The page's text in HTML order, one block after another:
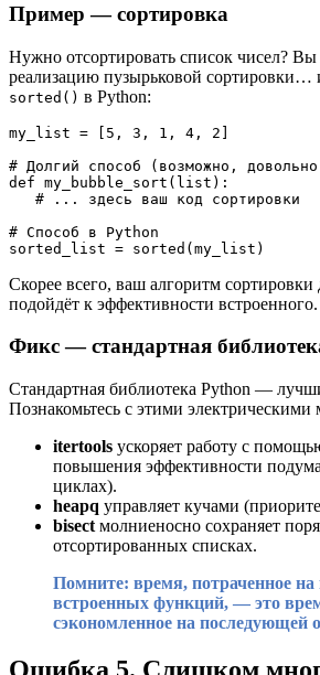
Пример — сортировка
Нужно отсортировать список чисел? Вы
реализацию пузырьковой сортировки…
sorted() в Python:
my_list = [5, 3, 1, 4, 2]
# Долгий способ (возможно, довольно
def my_bubble_sort(list):
# Способ в Python
sorted_list = sorted(my_list)
Скорее всего, ваш алгоритм сортировки
подойдёт к эффективности встроенного.
Фикс — стандартная
Стандартная библиотека Python —
Познакомьтесь с этими
itertools ускоряет работу с
повышения эффективности
циклах).
heapq управляет кучами
bisect молниеносно сохраняет
отсортированных списках.
Помните: время, потраченное на
встроенных функций, — это
сэкономленное на последующей